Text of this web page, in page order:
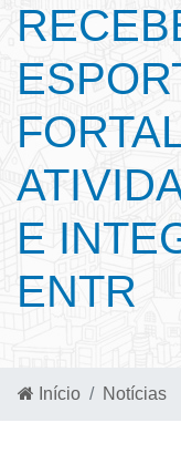
E
ENTR
Início Notícias